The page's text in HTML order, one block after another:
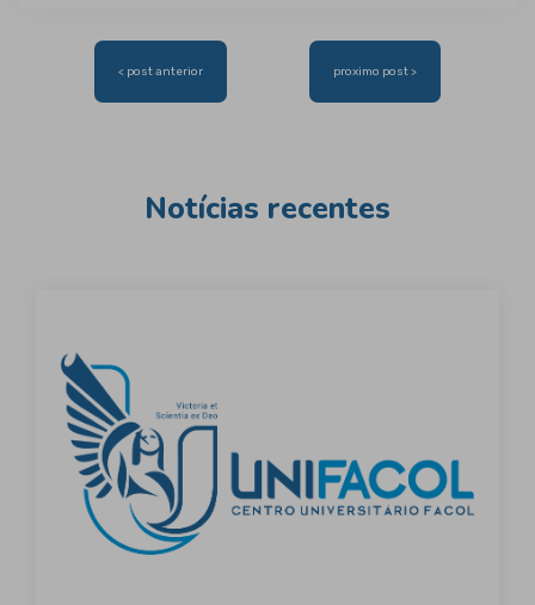
Navegação
< post anterior proximo post >
Notícias recentes